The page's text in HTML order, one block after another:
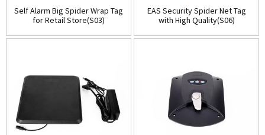
Self Alarm Big Spider Wrap Tag
for Retail Store(S03)
EAS Security Spider Net Tag
with High Quality(S06)